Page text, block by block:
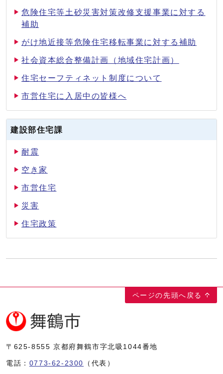
危険住宅等土砂災害対策改修支援事業に対する
補助
がけ地近接等危険住宅移転事業に対する補助
社会資本総合整備計画（地域住宅計画）
住宅セーフティネット制度について
市営住宅に入居中の皆様へ
建設部住宅課
耐震
空き家
市営住宅
災害
住宅政策
ページの先頭へ戻る
〒625-8555 京都府舞鶴市字北吸1044番地
電話： 0773-62-2300 （代表）